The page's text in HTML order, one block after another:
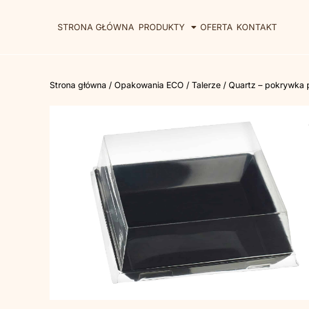
STRONA GŁÓWNA PRODUKTY OFERTA KONTAKT
Strona główna / Opakowania ECO / Talerze / Quartz – pokrywka